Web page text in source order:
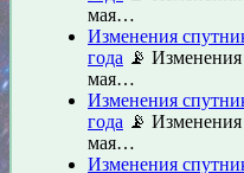
мая…
Изменения
года 📡
мая…
Изменения
года 📡
мая…
Изменения